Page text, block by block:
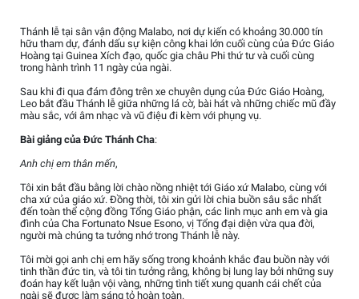
Thánh lễ tại sân vận động Malabo, nơi dự kiến có khoảng 30.000 tín
hữu tham dự, đánh dấu sự kiện công khai lớn cuối cùng của Đức Giáo
Hoàng tại Guinea Xích đạo, quốc gia châu Phi thứ tư và cuối cùng
trong hành trình 11 ngày của ngài.
Sau khi đi qua đám đông trên xe chuyên dụng của Đức Giáo Hoàng,
Leo bắt đầu Thánh lễ giữa những lá cờ, bài hát và những chiếc mũ đầy
màu sắc, với âm nhạc và vũ điệu đi kèm với phụng vụ.
Bài giảng của Đức Thánh Cha:
Anh chị em thân mến,
Tôi xin bắt đầu bằng lời chào nồng nhiệt tới Giáo xứ Malabo, cùng với
cha xứ của giáo xứ. Đồng thời, tôi xin gửi lời chia buồn sâu sắc nhất
đến toàn thể cộng đồng Tổng Giáo phận, các linh mục anh em và gia
đình của Cha Fortunato Nsue Esono, vị Tổng đại diện vừa qua đời,
người mà chúng ta tưởng nhớ trong Thánh lễ này.
Tôi mời gọi anh chị em hãy sống trong khoảnh khắc đau buồn này với
tinh thần đức tin, và tôi tin tưởng rằng, không bị lung lay bởi những suy
đoán hay kết luận vội vàng, những tình tiết xung quanh cái chết của
ngài sẽ được làm sáng tỏ hoàn toàn.